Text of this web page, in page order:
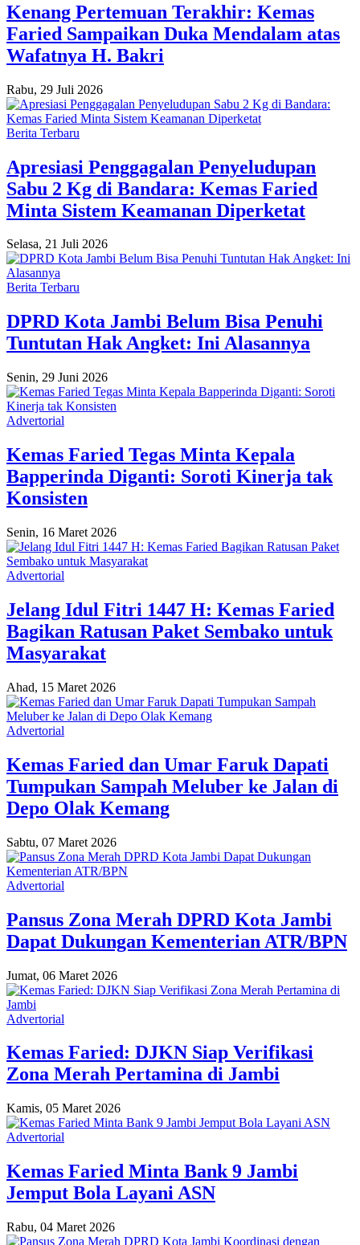
Kenang Pertemuan Terakhir: Kemas
Faried Sampaikan Duka Mendalam atas
Wafatnya H. Bakri
Rabu, 29 Juli 2026
Berita Terbaru
Apresiasi Penggagalan Penyeludupan
Sabu 2 Kg di Bandara: Kemas Faried
Minta Sistem Keamanan Diperketat
Selasa, 21 Juli 2026
Berita Terbaru
​DPRD Kota Jambi Belum Bisa Penuhi
Tuntutan Hak Angket: Ini Alasannya
Senin, 29 Juni 2026
Advertorial
Kemas Faried Tegas Minta Kepala
Bapperinda Diganti: Soroti Kinerja tak
Konsisten
Senin, 16 Maret 2026
Advertorial
Jelang Idul Fitri 1447 H: Kemas Faried
Bagikan Ratusan Paket Sembako untuk
Masyarakat
Ahad, 15 Maret 2026
Advertorial
Kemas Faried dan Umar Faruk Dapati
Tumpukan Sampah Meluber ke Jalan di
Depo Olak Kemang
Sabtu, 07 Maret 2026
Advertorial
Pansus Zona Merah DPRD Kota Jambi
Dapat Dukungan Kementerian ATR/BPN
Jumat, 06 Maret 2026
Advertorial
Kemas Faried: DJKN Siap Verifikasi
Zona Merah Pertamina di Jambi
Kamis, 05 Maret 2026
Advertorial
Kemas Faried Minta Bank 9 Jambi
Jemput Bola Layani ASN
Rabu, 04 Maret 2026